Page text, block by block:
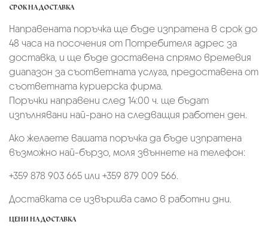
СРОК НА ДОСТАВКА
Направената поръчка ще бъде изпратена в срок до
48 часа на посочения от Потребителя адрес за
доставка, и ще бъде доставена спрямо времевия
диапазон за съответната услуга, предоставена от
съответната куриерска фирма.
Поръчки направени след 14:00 ч. ще бъдат
изпълнявани най-рано на следващия работен ден.
Ако желаете вашата поръчка да бъде изпратена
възможно най-бързо, моля звъннете на телефон:
+359 878 903 665 или +359 879 009 566.
Доставката се извършва само в работни дни.
ЦЕНИ НА ДОСТАВКА